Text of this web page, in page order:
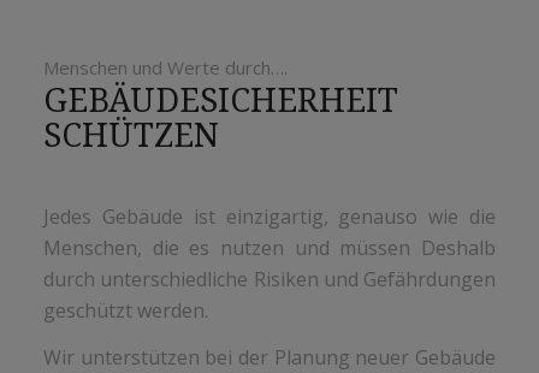
Menschen und Werte durch….
GEBÄUDESICHERHEIT
SCHÜTZEN
Jedes Gebäude ist einzigartig, genauso wie die
Menschen, die es nutzen und müssen Deshalb
durch unterschiedliche Risiken und Gefährdungen
geschützt werden.
Wir unterstützen bei der Planung neuer Gebäude